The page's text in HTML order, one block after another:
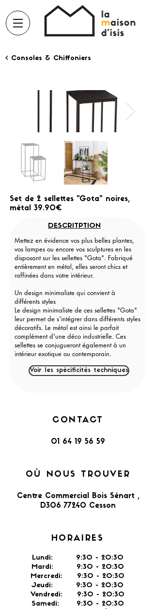
< Consoles & Chiffoniers
Set de 2 sellettes "Gota" noires,
métal 39.90€
DESCRITPTION
Mettez en évidence vos plus belles plantes,
vos lampes ou encore vos sculptures en les
disposant sur les sellettes "Gota". Fabriqué
entièrement en métal, elles seront chics et
raffinées dans votre intérieur.
Un design minimaliste qui convient à
différents styles
Le design minimaliste de ces sellettes "Gota"
leur permet de s'intégrer dans différents styles
décoratifs. Le métal est ainsi le parfait
complément d'une déco industrielle. Ces
sellettes se conjugueront également à un
intérieur exotique ou contemporain.
Voir les spécificités techniques
CONTACT
01 64 19 56 59
OÙ NOUS TROUVER
Centre Commercial Bois Sénart ,
D306 77240 Cesson​
HORAIRES
Lundi: 9:30 - 20:30
Mardi: 9:30 - 20:30
Mercredi: 9:30 - 20:30
Jeudi: 9:30 - 20:30
Vendredi: 9:30 - 20:30
Samedi: 9:30 - 20:30